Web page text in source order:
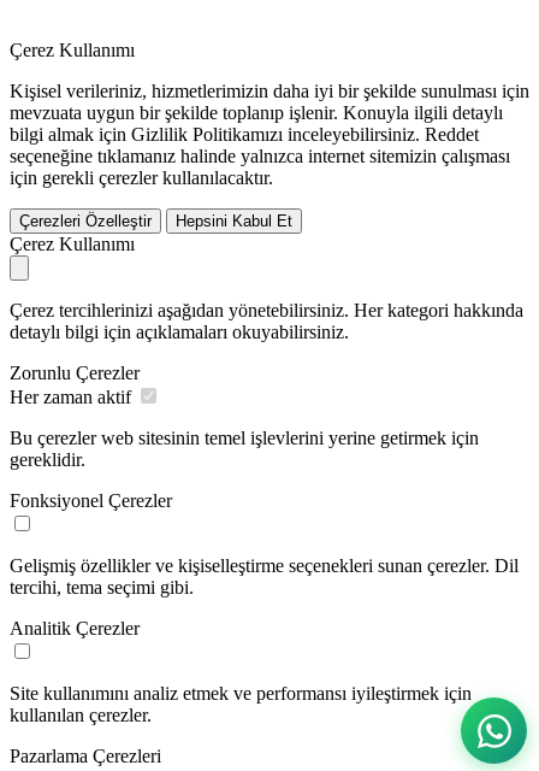
Çerez Kullanımı
Kişisel verileriniz, hizmetlerimizin daha iyi bir şekilde sunulması için
mevzuata uygun bir şekilde toplanıp işlenir. Konuyla ilgili detaylı
bilgi almak için Gizlilik Politikamızı inceleyebilirsiniz. Reddet
seçeneğine tıklamanız halinde yalnızca internet sitemizin çalışması
için gerekli çerezler kullanılacaktır.
Çerezleri Özelleştir Hepsini Kabul Et
Çerez Kullanımı
Çerez tercihlerinizi aşağıdan yönetebilirsiniz. Her kategori hakkında
detaylı bilgi için açıklamaları okuyabilirsiniz.
Zorunlu Çerezler
Her zaman aktif
Bu çerezler web sitesinin temel işlevlerini yerine getirmek için
gereklidir.
Fonksiyonel Çerezler
Gelişmiş özellikler ve kişiselleştirme seçenekleri sunan çerezler. Dil
tercihi, tema seçimi gibi.
Analitik Çerezler
Site kullanımını analiz etmek ve performansı iyileştirmek için
kullanılan çerezler.
Pazarlama Çerezleri